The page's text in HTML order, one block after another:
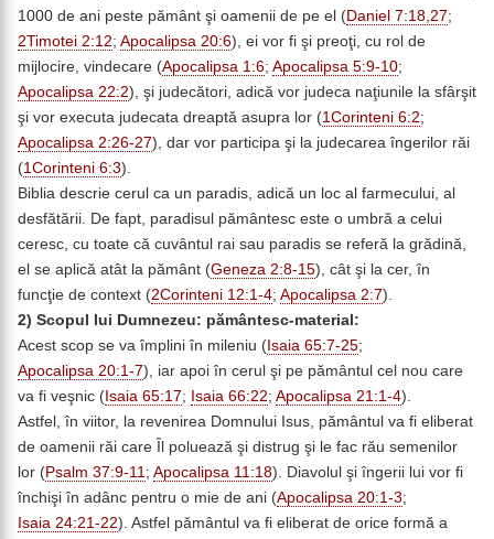
1000 de ani peste pământ şi oamenii de pe el (Daniel 7:18,27;
2Timotei 2:12; Apocalipsa 20:6), ei vor fi şi preoţi, cu rol de
mijlocire, vindecare (Apocalipsa 1:6; Apocalipsa 5:9-10;
Apocalipsa 22:2), şi judecători, adică vor judeca naţiunile la sfârşit
şi vor executa judecata dreaptă asupra lor (1Corinteni 6:2;
Apocalipsa 2:26-27), dar vor participa şi la judecarea îngerilor răi
(1Corinteni 6:3).
Biblia descrie cerul ca un paradis, adică un loc al farmecului, al
desfătării. De fapt, paradisul pământesc este o umbră a celui
ceresc, cu toate că cuvântul rai sau paradis se referă la grădină,
el se aplică atât la pământ (Geneza 2:8-15), cât şi la cer, în
funcţie de context (2Corinteni 12:1-4; Apocalipsa 2:7).
2) Scopul lui Dumnezeu: pământesc-material:
Acest scop se va împlini în mileniu ( Isaia 65:7-25;
Apocalipsa 20:1-7), iar apoi în cerul şi pe pământul cel nou care
va fi veşnic ( Isaia 65:17; Isaia 66:22; Apocalipsa 21:1-4).
Astfel, în viitor, la revenirea Domnului Isus, pământul va fi eliberat
de oamenii răi care Îl poluează şi distrug şi le fac rău semenilor
lor (Psalm 37:9-11; Apocalipsa 11:18). Diavolul şi îngerii lui vor fi
închişi în adânc pentru o mie de ani (Apocalipsa 20:1-3;
Isaia 24:21-22). Astfel pământul va fi eliberat de orice formă a